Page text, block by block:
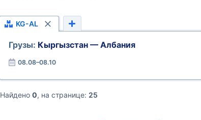
KG-AL
Грузы: Кыргызстан — Албания
08.08–08.10
Найдено 0, на странице: 25